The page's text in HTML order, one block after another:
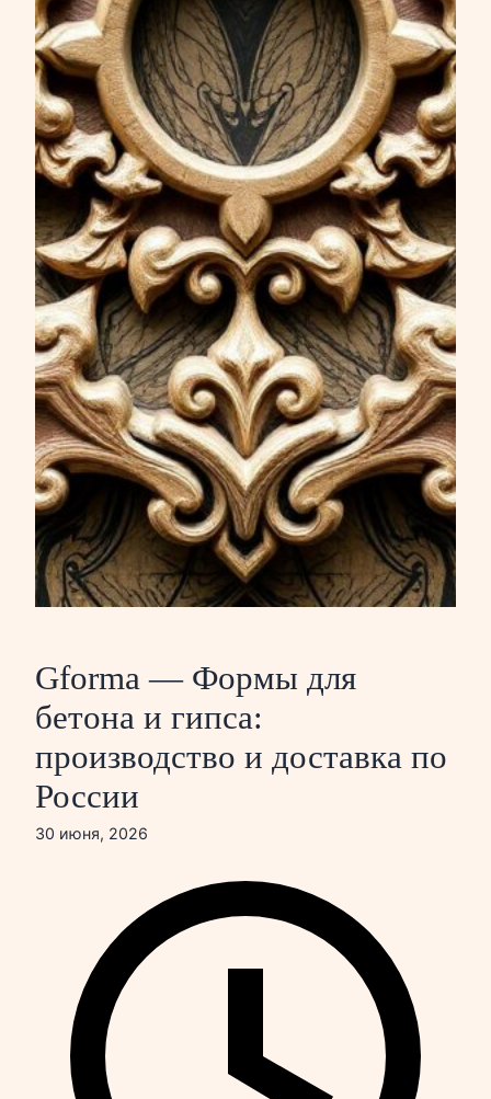
Gforma — Формы для
бетона и гипса:
производство и доставка по
России
30 июня, 2026